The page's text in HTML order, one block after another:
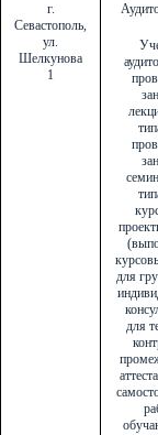
г.
Севастополь,
ул.
Шелкунова
1
для
для